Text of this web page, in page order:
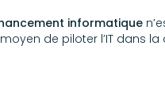
informatique
de piloter l’IT dans la